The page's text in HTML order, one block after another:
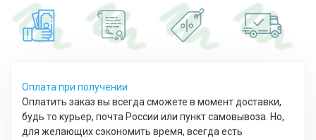
Оплата при получении
Оплатить заказ вы всегда сможете в момент доставки,
будь то курьер, почта России или пункт самовывоза. Но,
для желающих сэкономить время, всегда есть